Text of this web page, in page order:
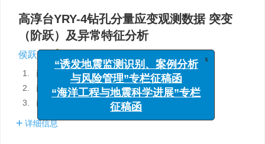
高淳台YRY-4钻孔分量应变观测数据 突变
（阶跃）及异常特征分析
侯跃伟 1, , 2 3
1.
南京市地震监测预警中心，南京 210019
2.
南京市地震局，南京 210019
3.
南京市高淳地震台，南京 211300
详细信息
“诱发地震监测识别、案例分析
与风险管理”专栏征稿函
“海洋工程与地震科学进展”专栏
征稿函